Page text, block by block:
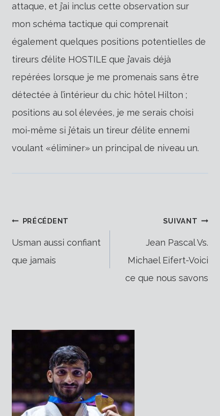
attaque, et j’ai inclus cette observation sur
mon schéma tactique qui comprenait
également quelques positions potentielles de
tireurs d’élite HOSTILE que j’avais déjà
repérées lorsque je me promenais sans être
détectée à l’intérieur du chic hôtel Hilton ;
positions au sol élevées, je me serais choisi
moi-même si j’étais un tireur d’élite ennemi
voulant «éliminer» un principal de niveau un.
Navigation
l’article
PRÉCÉDENT
Usman aussi confiant
que jamais
SUIVANT
Jean Pascal Vs.
Michael Eifert-Voici
ce que nous savons